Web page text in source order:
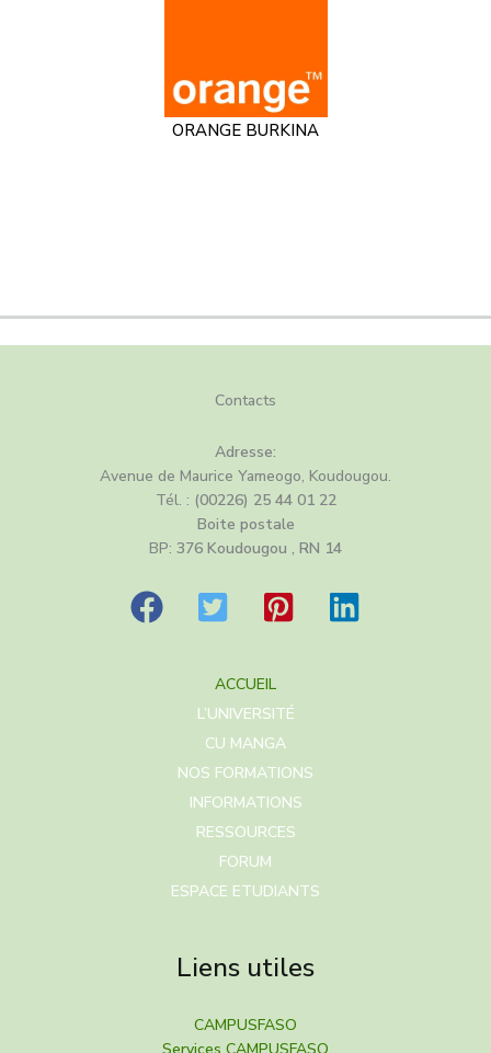
ORANGE BURKINA
Contacts
Adresse:
Avenue de Maurice Yameogo, Koudougou.
Tél. : (00226) 25 44 01 22
Boite postale
BP: 376 Koudougou , RN 14
ACCUEIL
L’UNIVERSITÉ
CU MANGA
NOS FORMATIONS
INFORMATIONS
RESSOURCES
FORUM
ESPACE ETUDIANTS
Liens utiles
CAMPUSFASO